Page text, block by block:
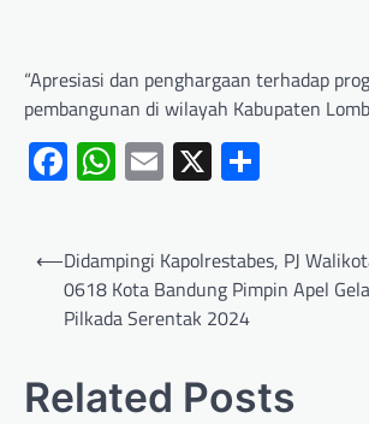
“Apresiasi dan penghargaan terhadap
pembangunan di wilayah Kabupaten
Facebook
WhatsApp
Email
X
⟵Didampingi Kapolrestabes, PJ
0618 Kota Bandung Pimpin Apel
Pilkada Serentak 2024
Related Posts